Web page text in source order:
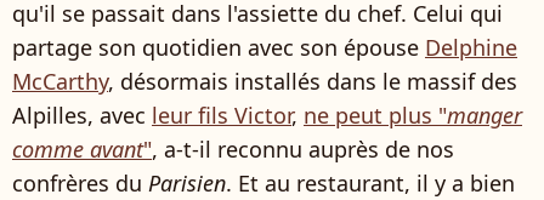
qu'il se passait dans l'assiette du chef. Celui qui
partage son quotidien avec son épouse Delphine
McCarthy, désormais installés dans le massif des
Alpilles, avec leur fils Victor, ne peut plus "manger
comme avant", a-t-il reconnu auprès de nos
confrères du Parisien. Et au restaurant, il y a bien